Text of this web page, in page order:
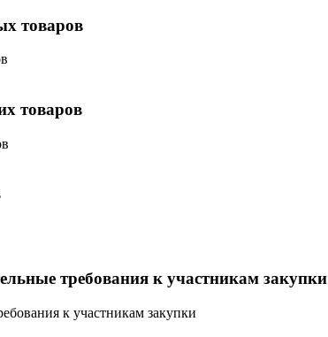
товаров
товаров
требования к участникам закупки
к участникам закупки